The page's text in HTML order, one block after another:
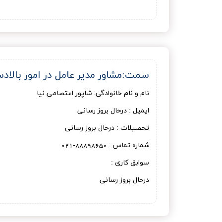
سمت:مشاور مدير عامل در امور
نام و نام خانوادگی: شاپور اعتصامی نيا
ایمیل : درحال بروز رسانی
تحصیلات : درحال بروز رسانی
شماره تماس : 88898650-021
سوابق کاری :
درحال بروز رسانی